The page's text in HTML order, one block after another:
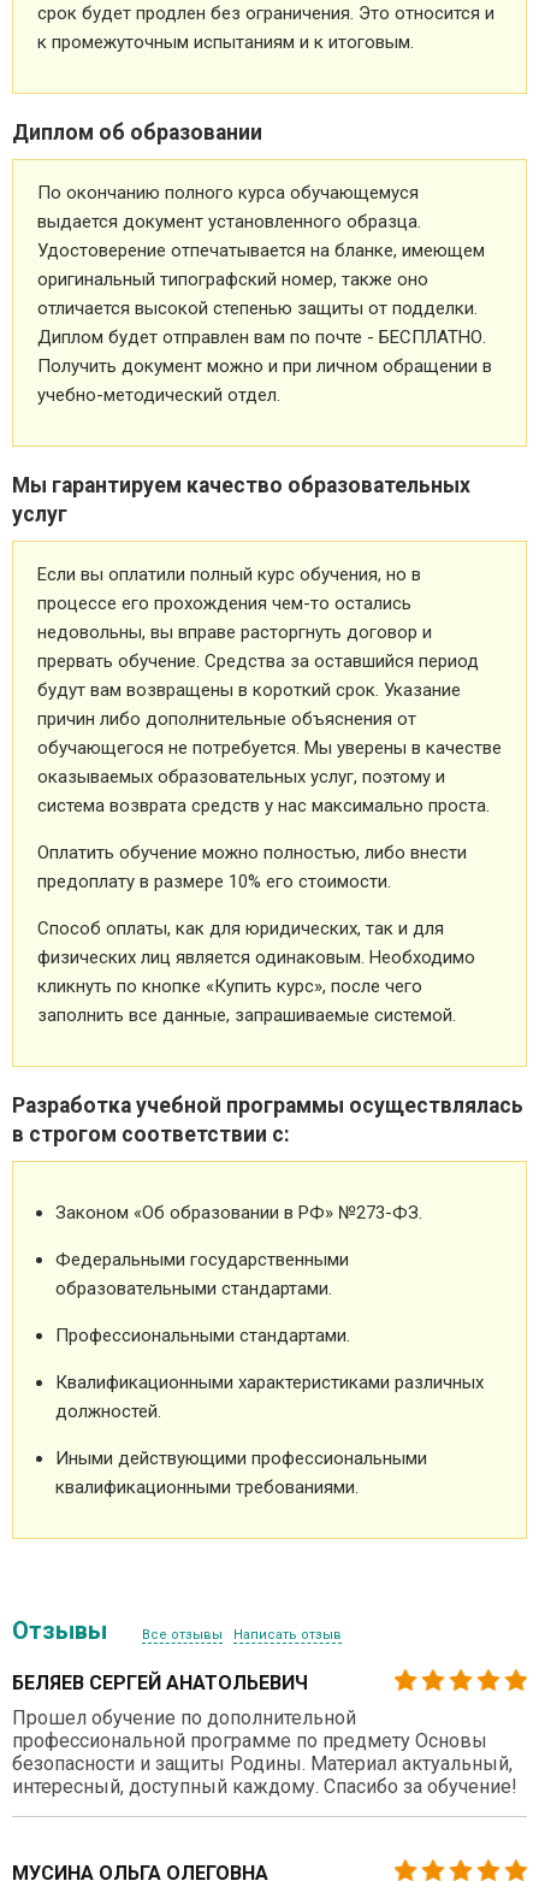
срок будет продлен без ограничения. Это относится и
к промежуточным испытаниям и к итоговым.
Диплом об образовании
По окончанию полного курса обучающемуся
выдается документ установленного образца.
Удостоверение отпечатывается на бланке, имеющем
оригинальный типографский номер, также оно
отличается высокой степенью защиты от подделки.
Диплом будет отправлен вам по почте - БЕСПЛАТНО.
Получить документ можно и при личном обращении в
учебно-методический отдел.
Мы гарантируем качество образовательных
услуг
Если вы оплатили полный курс обучения, но в
процессе его прохождения чем-то остались
недовольны, вы вправе расторгнуть договор и
прервать обучение. Средства за оставшийся период
будут вам возвращены в короткий срок. Указание
причин либо дополнительные объяснения от
обучающегося не потребуется. Мы уверены в качестве
оказываемых образовательных услуг, поэтому и
система возврата средств у нас максимально проста.
Оплатить обучение можно полностью, либо внести
предоплату в размере 10% его стоимости.
Способ оплаты, как для юридических, так и для
физических лиц является одинаковым. Необходимо
кликнуть по кнопке «Купить курс», после чего
заполнить все данные, запрашиваемые системой.
Разработка учебной программы осуществлялась
в строгом соответствии с:
Законом «Об образовании в РФ» №273-ФЗ.
Федеральными государственными
образовательными стандартами.
Профессиональными стандартами.
Квалификационными характеристиками различных
должностей.
Иными действующими профессиональными
квалификационными требованиями.
Отзывы Все отзывы Написать отзыв
БЕЛЯЕВ СЕРГЕЙ АНАТОЛЬЕВИЧ
Прошел обучение по дополнительной
профессиональной программе по предмету Основы
безопасности и защиты Родины. Материал актуальный,
интересный, доступный каждому. Спасибо за обучение!
МУСИНА ОЛЬГА ОЛЕГОВНА